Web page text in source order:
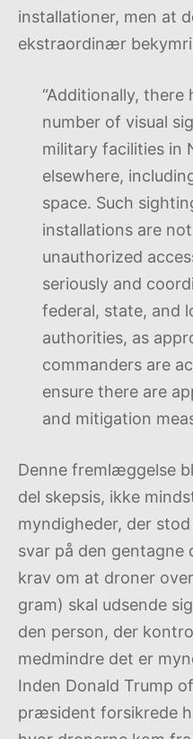
installationer, men at
ekstraordinær
“Additionally, there
number of visual
military facilities in
elsewhere,
space. Such
installations are
unauthorized
seriously and
federal, state, and
authorities, as
commanders are
ensure there are
and mitigation
Denne fremlæggelse
del skepsis, ikke
myndigheder, der
svar på den gentagne
krav om at droner
gram) skal udsende
den person, der
medmindre det er
Inden Donald Trump
præsident forsikrede